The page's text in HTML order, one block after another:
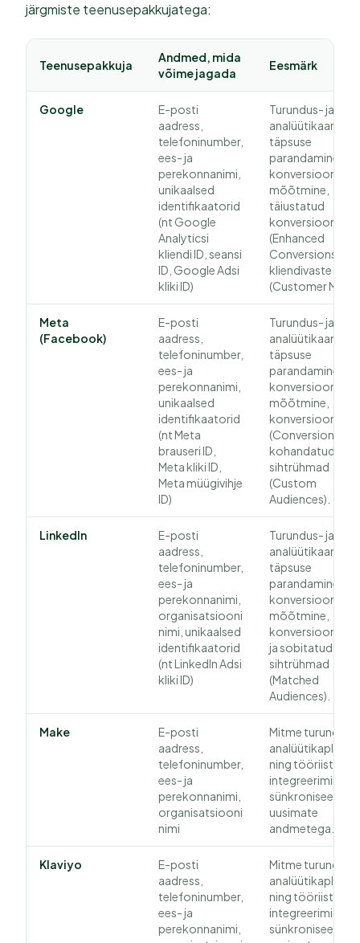
järgmiste teenusepakkujatega:
Teenusepakkuja
Andmed, mida
võime jagada
Eesmärk
Google
E-posti
aadress,
telefoninumber,
ees- ja
perekonnanimi,
unikaalsed
identifikaatorid
(nt Google
Analyticsi
kliendi ID, seansi
ID, Google Adsi
kliki ID)
Turundus- ja
täpsuse
parandamine, sh
konversioonide
mõõtmine,
täiustatud
konversioonid
(Enhanced
Conversions) ja
kliendivaste
(Customer
Meta
(Facebook)
E-posti
aadress,
telefoninumber,
ees- ja
perekonnanimi,
unikaalsed
identifikaatorid
(nt Meta
brauseri ID,
Meta kliki ID,
Meta müügivihje
ID)
Turundus- ja
täpsuse
parandamine, sh
konversioonide
mõõtmine,
konversioonide
(Conversions
kohandatud
sihtrühmad
(Custom
Audiences).
LinkedIn
E-posti
aadress,
telefoninumber,
ees- ja
perekonnanimi,
organisatsiooni
nimi, unikaalsed
identifikaatorid
(nt LinkedIn Adsi
kliki ID)
Turundus- ja
täpsuse
parandamine, sh
konversioonide
mõõtmine,
konversioonide
ja sobitatud
sihtrühmad
(Matched
Audiences).
Make
E-posti
aadress,
telefoninumber,
ees- ja
perekonnanimi,
organisatsiooni
nimi
Mitme turundus-
ning tööriista
integreerimine ja
uusimate
andmetega.
Klaviyo
E-posti
aadress,
telefoninumber,
ees- ja
perekonnanimi,
Mitme turundus-
ning tööriista
integreerimine ja